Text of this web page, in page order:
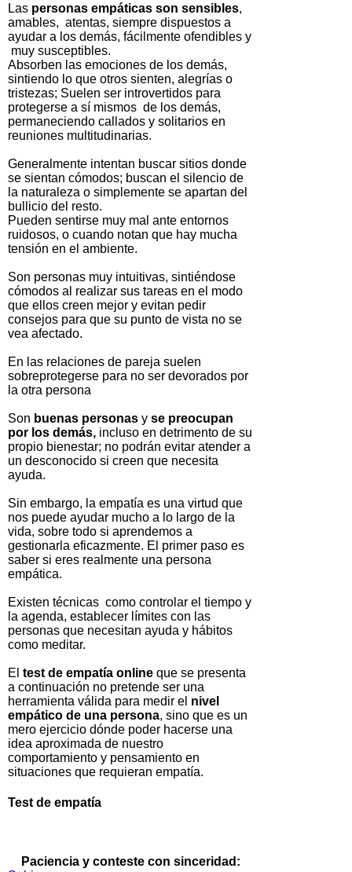
Las personas empáticas son sensibles,
amables, atentas, siempre dispuestos a
ayudar a los demás, fácilmente ofendibles y
muy susceptibles.
Absorben las emociones de los demás,
sintiendo lo que otros sienten, alegrías o
tristezas; Suelen ser introvertidos para
protegerse a sí mismos de los demás,
permaneciendo callados y solitarios en
reuniones multitudinarias.
Generalmente intentan buscar sitios donde
se sientan cómodos; buscan el silencio de
la naturaleza o simplemente se apartan del
bullicio del resto.
Pueden sentirse muy mal ante entornos
ruidosos, o cuando notan que hay mucha
tensión en el ambiente.
Son personas muy intuitivas, sintiéndose
cómodos al realizar sus tareas en el modo
que ellos creen mejor y evitan pedir
consejos para que su punto de vista no se
vea afectado.
En las relaciones de pareja suelen
sobreprotegerse para no ser devorados por
la otra persona
Son buenas personas y se preocupan
por los demás, incluso en detrimento de su
propio bienestar; no podrán evitar atender a
un desconocido si creen que necesita
ayuda.
Sin embargo, la empatía es una virtud que
nos puede ayudar mucho a lo largo de la
vida, sobre todo si aprendemos a
gestionarla eficazmente. El primer paso es
saber si eres realmente una persona
empática.
Existen técnicas como controlar el tiempo y
la agenda, establecer límites con las
personas que necesitan ayuda y hábitos
como meditar.
El test de empatía online que se presenta
a continuación no pretende ser una
herramienta válida para medir el nivel
empático de una persona, sino que es un
mero ejercicio dónde poder hacerse una
idea aproximada de nuestro
comportamiento y pensamiento en
situaciones que requieran empatía.
Test de empatía
Paciencia y conteste con sinceridad: